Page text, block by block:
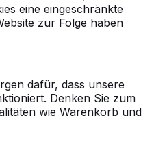
eine eingeschränkte
zur Folge haben
dafür, dass unsere
Denken Sie zum
wie Warenkorb und
voor deze